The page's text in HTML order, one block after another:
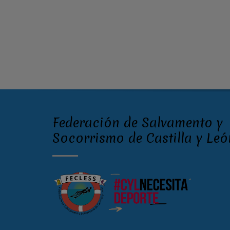
Federación de Salvamento y
Socorrismo de Castilla y